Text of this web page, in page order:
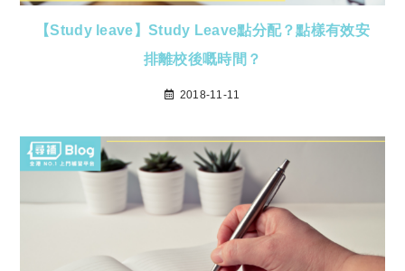
【Study leave】Study Leave點分配？點樣有效安
排離校後嘅時間？
2018-11-11